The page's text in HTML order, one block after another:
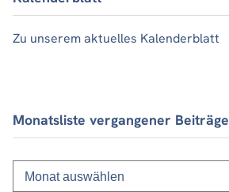
Zu unserem aktuelles Kalenderblatt
Monatsliste vergangener Beiträge
Monatsliste
vergangener
Beiträge